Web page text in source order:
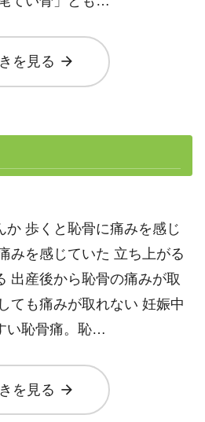
を見る arrow_forward
か 歩くと恥骨に痛みを感じ
みを感じていた 立ち上がる
出産後から恥骨の痛みが取
ても痛みが取れない 妊娠中
い恥骨痛。恥…
を見る arrow_forward